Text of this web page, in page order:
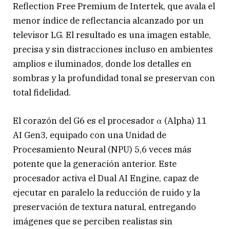
Reflection Free Premium de Intertek, que avala el
menor índice de reflectancia alcanzado por un
televisor LG. El resultado es una imagen estable,
precisa y sin distracciones incluso en ambientes
amplios e iluminados, donde los detalles en
sombras y la profundidad tonal se preservan con
total fidelidad.
El corazón del G6 es el procesador α (Alpha) 11
AI Gen3, equipado con una Unidad de
Procesamiento Neural (NPU) 5,6 veces más
potente que la generación anterior. Este
procesador activa el Dual AI Engine, capaz de
ejecutar en paralelo la reducción de ruido y la
preservación de textura natural, entregando
imágenes que se perciben realistas sin